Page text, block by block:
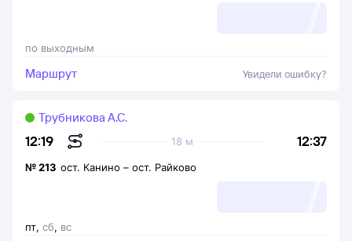
по выходным
Маршрут Увидели ошибку?
12:19 12:37
18 м
Трубникова А.С.
пт, сб, вс
№213 ост. Канино – ост. Райково